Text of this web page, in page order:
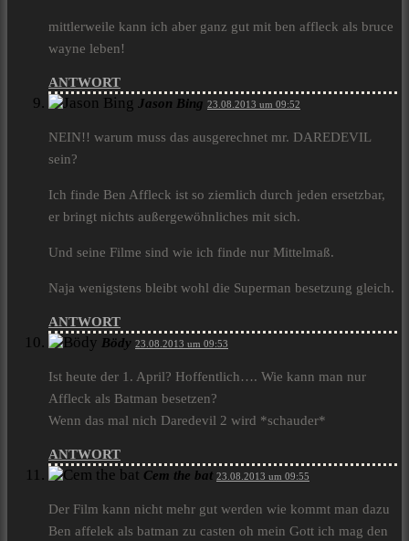
mittlerweile kann ich aber ganz gut mit ben affleck als bruce
wayne leben!
ANTWORT
Jason Bing 23.08.2013 um 09:52
NEIN!! warum muss das ausgerechnet mr. DAREDEVIL
sein?
Ich finde Ben Affleck ist so ziemlich durch jeden ersetzbar,
er bringt nichts außergewöhnliches mit sich.
Und seine Filme sind wie ich finde nur Mittelmaß.
Naja wenigstens bleibt wohl die Superman besetzung gleich.
ANTWORT
Bödy 23.08.2013 um 09:53
Ist heute der 1. April? Hoffentlich…. Wie kann man nur
Affleck als Batman besetzen?
Wenn das mal nich Daredevil 2 wird *schauder*
ANTWORT
Cem the bat 23.08.2013 um 09:55
Der Film kann nicht mehr gut werden wie kommt man dazu
Ben affelek als batman zu casten oh mein Gott ich mag den